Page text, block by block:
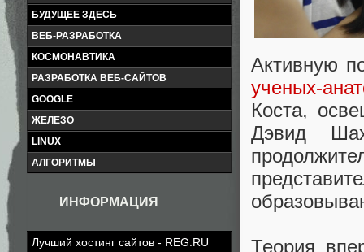
БУДУЩЕЕ ЗДЕСЬ
ВЕБ-РАЗРАБОТКА
КОСМОНАВТИКА
РАЗРАБОТКА ВЕБ-САЙТОВ
GOOGLE
ЖЕЛЕЗО
LINUX
АЛГОРИТМЫ
ИНФОРМАЦИЯ
Лучший хостинг сайтов - REG.RU
Активную
ученых-
Коста,
Дэвид
Теория